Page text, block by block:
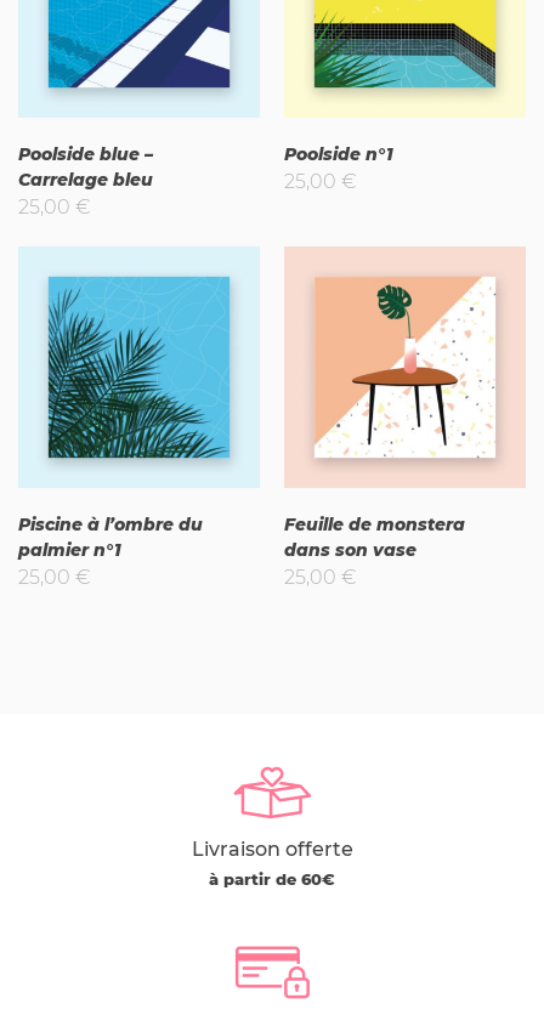
Poolside blue –
Carrelage bleu
25,00 €
Poolside n°1
25,00 €
Piscine à l’ombre du
palmier n°1
25,00 €
Feuille de monstera
dans son vase
25,00 €
Livraison offerte
à partir de 60€